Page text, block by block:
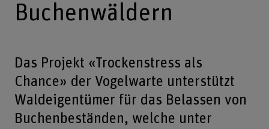
Buchenwäldern
Das Projekt «Trockenstress als
Chance» der Vogelwarte unterstützt
Waldeigentümer für das Belassen von
Buchenbeständen, welche unter